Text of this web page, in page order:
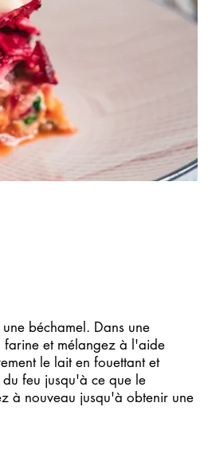
béchamel. Dans une
farine et mélangez à l'aide
le lait en fouettant et
feu jusqu'à ce que le
à nouveau jusqu'à obtenir une